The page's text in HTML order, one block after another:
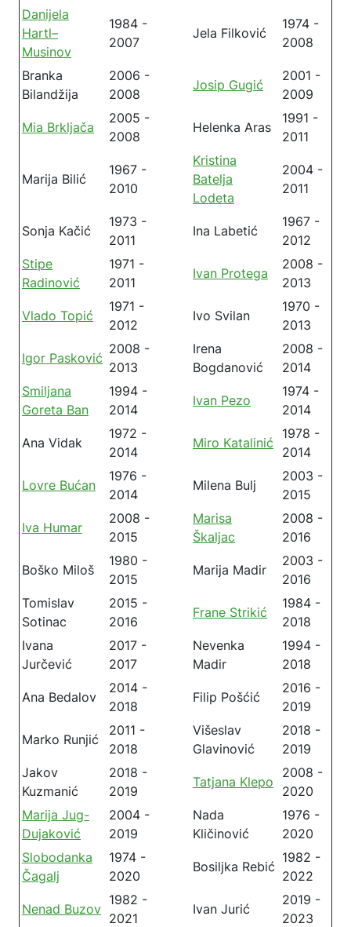
Danijela
Hartl–
Musinov
1984 -
2007
Jela Filković
1974 -
2008
Branka
Bilandžija
2006 -
2008
Josip Gugić
2001 -
2009
Mia Brkljača
2005 -
2008
Helenka Aras
1991 -
2011
Marija Bilić
1967 -
2010
Kristina
Batelja
Lodeta
2004 -
2011
Sonja Kačić
1973 -
2011
Ina Labetić
1967 -
2012
Stipe
Radinović
1971 -
2011
Ivan Protega
2008 -
2013
Vlado Topić
1971 -
2012
Ivo Svilan
1970 -
2013
Igor Pasković
2008 -
2013
Irena
Bogdanović
2008 -
2014
Smiljana
Goreta Ban
1994 -
2014
Ivan Pezo
1974 -
2014
Ana Vidak
1972 -
2014
Miro Katalinić
1978 -
2014
Lovre Bućan
1976 -
2014
Milena Bulj
2003 -
2015
Iva Humar
2008 -
2015
Marisa
Škaljac
2008 -
2016
Boško Miloš
1980 -
2015
Marija Madir
2003 -
2016
Tomislav
Sotinac
2015 -
2016
Frane Strikić
1984 -
2018
Ivana
Jurčević
2017 -
2017
Nevenka
Madir
1994 -
2018
Ana Bedalov
2014 -
2018
Filip Pošćić
2016 -
2019
Marko Runjić
2011 -
2018
Višeslav
Glavinović
2018 -
2019
Jakov
Kuzmanić
2018 -
2019
Tatjana Klepo
2008 -
2020
Marija Jug-
Dujaković
2004 -
2019
Nada
Kličinović
1976 -
2020
Slobodanka
Čagalj
1974 -
2020
Bosiljka Rebić
1982 -
2022
Nenad Buzov
1982 -
2021
Ivan Jurić
2019 -
2023